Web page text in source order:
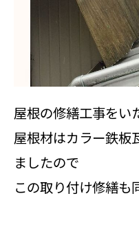
屋根の修繕工事をい
屋根材はカラー鉄板
ましたので
この取り付け修繕も